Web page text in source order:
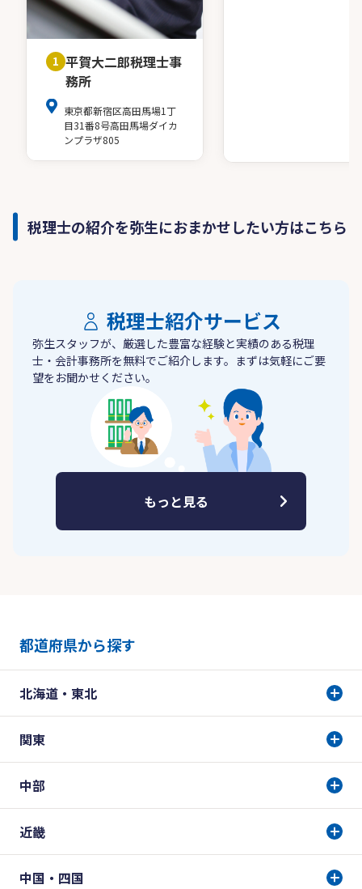
1 平賀大二郎税理士事
務所
東京都新宿区高田馬場1丁
目31番8号高田馬場ダイカ
ンプラザ805
税理士の紹介を弥生におまかせしたい方はこちら
税理士紹介サービス
弥生スタッフが、厳選した豊富な経験と実績のある税理
士・会計事務所を無料でご紹介します。まずは気軽にご要
望をお聞かせください。
もっと見る
都道府県から探す
北海道・東北
関東
中部
近畿
中国・四国